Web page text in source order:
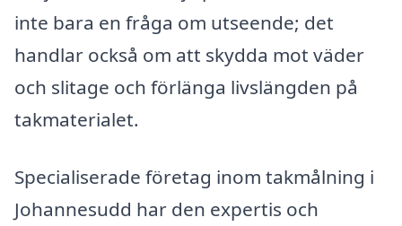
inte bara en fråga om utseende; det
handlar också om att skydda mot väder
och slitage och förlänga livslängden på
takmaterialet.
Specialiserade företag inom takmålning i
Johannesudd har den expertis och